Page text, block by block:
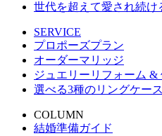
世代を超えて愛され続け
SERVICE
プロポーズプラン
オーダーマリッジ
ジュエリーリフォーム &
選べる3種のリングケース
COLUMN
結婚準備ガイド